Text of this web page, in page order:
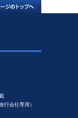
行会社専用）